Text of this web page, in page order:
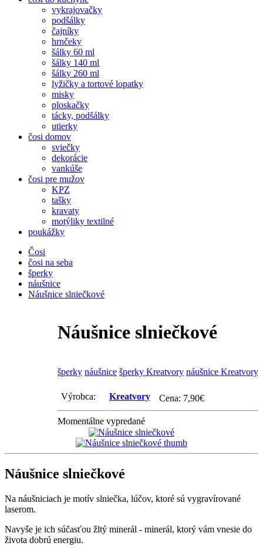
vykrajovačky
podšálky
čajníky
hrnčeky
šálky 60 ml
šálky 140 ml
šálky 260 ml
lyžičky a tortové lopatky
misky
ploskačky
tácky, podšálky
utierky
čosi domov
sviečky
dekorácie
vankúše
čosi pre mužov
KPZ
tašky
kravaty
motýliky textilné
poukážky
Čosi
čosi na seba
šperky
náušnice
Náušnice slniečkové
Náušnice slniečkové
šperky náušnice šperky Kreatvory náušnice Kreatvory
Výrobca: Kreatvory Cena: 7,90€
Momentálne vypredané
Náušnice slniečkové
Na náušniciach je motív slniečka, lúčov, ktoré sú vygravírované
laserom.
Navyše je ich súčasťou žltý minerál - minerál, ktorý vám vnesie do
života dobrú energiu.